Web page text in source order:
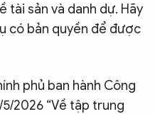
tài sản và danh dự. Hãy
có bản quyền để được
phủ ban hành Công
2026 “Về tập trung